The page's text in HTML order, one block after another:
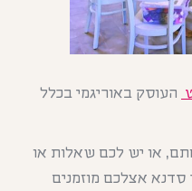
העוסק באוריגמי בכלל
או יש לכם שאלות או
סדנא אצלכם מוזמנים